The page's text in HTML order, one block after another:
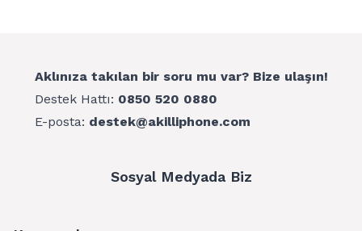
Aklınıza takılan bir soru mu var? Bize ulaşın!
Destek Hattı: 0850 520 0880
E-posta: destek@akilliphone.com
Sosyal Medyada Biz